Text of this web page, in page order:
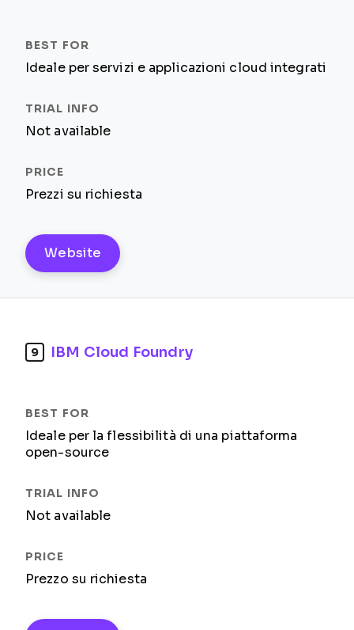
Ideale per servizi e applicazioni cloud integrati
Not available
Prezzi su richiesta
Website
9 IBM Cloud Foundry
Ideale per la flessibilità di una piattaforma
open-source
Not available
Prezzo su richiesta